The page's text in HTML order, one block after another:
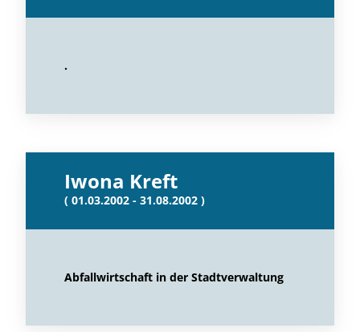
.
Iwona Kreft
( 01.03.2002 - 31.08.2002 )
Abfallwirtschaft in der Stadtverwaltung